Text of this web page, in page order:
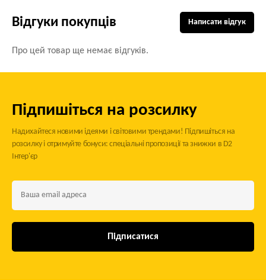
Відгуки покупців
Про цей товар ще немає відгуків.
Написати відгук
Підпишіться на розсилку
Надихайтеся новими ідеями і світовими трендами! Підпишіться на
розсилку і отримуйте бонуси: спеціальні пропозиції та знижки в D2
Інтер'єр
Підписатися